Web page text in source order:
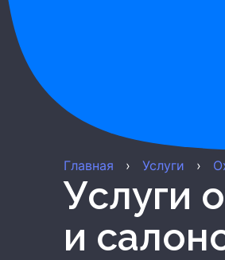
Главная › Услуги ›
Услуги охраны фитнес–центров
и